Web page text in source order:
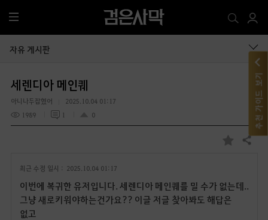
전
체
메
자유 게시판
세렌디아 메인퀘
아니나두잡혔어
2025.10.04 01:17
1989
1 0
즐
기
공유하기
최근 수정 일시 : 2025.10.04 01:17
이번에 복귀한 유저입니다. 세렌디아 메인퀘를 밀 수가 없는데..
그냥 새로키워야하는건가요?? 이글 저글 찾아봐도 해답은
없고
추천 가이드 보기